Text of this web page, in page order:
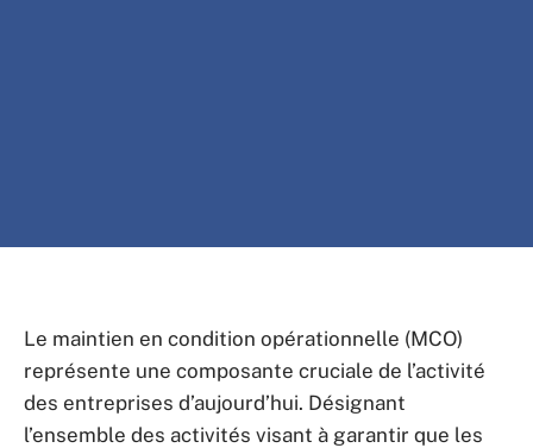
Le maintien en condition opérationnelle (MCO)
représente une composante cruciale de l’activité
des entreprises d’aujourd’hui. Désignant
l’ensemble des activités visant à garantir que les